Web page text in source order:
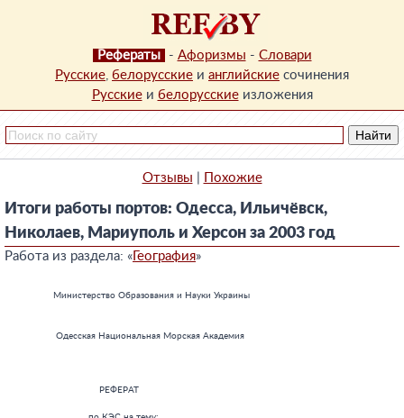
Рефераты - Афоризмы - Словари
Русские, белорусские и английские сочинения
Русскиеи белорусскиеизложения
Отзывы Похожие
Итоги работы портов: Одесса, Ильичёвск,
Николаев, Мариуполь и Херсон за 2003 год
Работа из раздела: « География»